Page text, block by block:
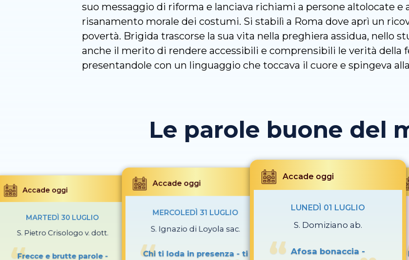
suo messaggio di riforma e lanciava richiami a persone altolocate e
risanamento morale dei costumi. Si stabilì a Roma dove aprì un
povertà. Brigida trascorse la sua vita nella preghiera assidua, nello
anche il merito di rendere accessibili e comprensibili le verità della
presentandole con un linguaggio che toccava il cuore e spingeva
Le parole buone del
Accade oggi
MARTEDÌ 30 LUGLIO
S. Pietro Crisologo v. dott.
Frecce e brutte parole -
Accade oggi
MERCOLEDÌ 31 LUGLIO
S. Ignazio di Loyola sac.
Chi ti loda in presenza - ti
Accade oggi
LUNEDÌ 01 LUGLIO
S. Domiziano ab.
Afosa bonaccia -